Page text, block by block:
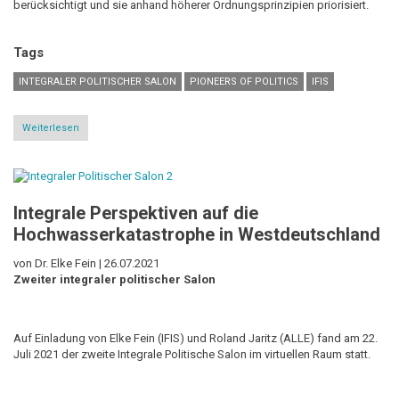
berücksichtigt und sie anhand höherer Ordnungsprinzipien priorisiert.
Tags
INTEGRALER POLITISCHER SALON PIONEERS OF POLITICS IFIS
Weiterlesen
5-
für
integraleren
Journalismus
Integrale Perspektiven auf die
Hochwasserkatastrophe in Westdeutschland
von Dr. Elke Fein | 26.07.2021
Zweiter integraler politischer Salon
Auf Einladung von Elke Fein (IFIS) und Roland Jaritz (ALLE) fand am 22.
Juli 2021 der zweite Integrale Politische Salon im virtuellen Raum statt.